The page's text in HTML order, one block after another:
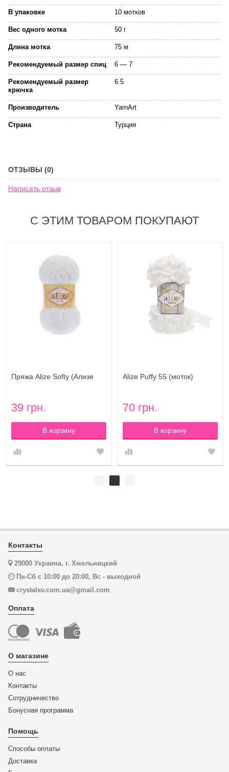
В упаковке 10 мотков
Вес одного мотка 50 г
Длина мотка 75 м
Рекомендуемый размер спиц 6 — 7
Рекомендуемый размер
крючка
6.5
Производитель YarnArt
Страна Турция
ОТЗЫВЫ (0)
Написать отзыв
С ЭТИМ ТОВАРОМ ПОКУПАЮТ
Пряжа Alize Softy (Ализе
39 грн.
В корзину
Alize Puffy 55 (моток)
70 грн.
В корзину
Контакты
29000 Украина, г. Хмельницкий
Пн-Сб с 10:00 до 20:00, Вс - выходной
crystalsv.com.ua@gmail.com
Оплата
О магазине
О нас
Контакты
Сотрудничество
Бонусная программа
Помощь
Способы оплаты
Доставка